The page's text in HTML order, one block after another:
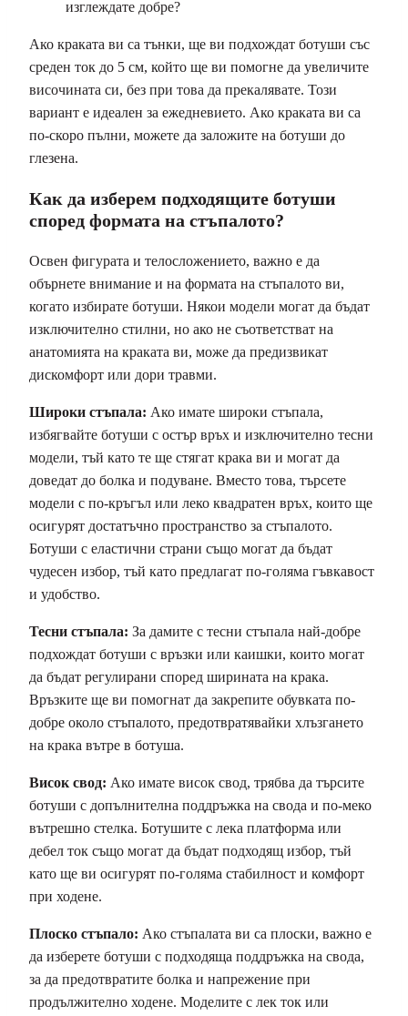
изглеждате добре?
Ако краката ви са тънки, ще ви подхождат ботуши със
среден ток до 5 см, който ще ви помогне да увеличите
височината си, без при това да прекалявате. Този
вариант е идеален за ежедневието. Ако краката ви са
по-скоро пълни, можете да заложите на ботуши до
глезена.
Как да изберем подходящите ботуши
според формата на стъпалото?
Освен фигурата и телосложението, важно е да
обърнете внимание и на формата на стъпалото ви,
когато избирате ботуши. Някои модели могат да бъдат
изключително стилни, но ако не съответстват на
анатомията на краката ви, може да предизвикат
дискомфорт или дори травми.
Широки стъпала: Ако имате широки стъпала,
избягвайте ботуши с остър връх и изключително тесни
модели, тъй като те ще стягат крака ви и могат да
доведат до болка и подуване. Вместо това, търсете
модели с по-кръгъл или леко квадратен връх, които ще
осигурят достатъчно пространство за стъпалото.
Ботуши с еластични страни също могат да бъдат
чудесен избор, тъй като предлагат по-голяма гъвкавост
и удобство.
Тесни стъпала: За дамите с тесни стъпала най-добре
подхождат ботуши с връзки или каишки, които могат
да бъдат регулирани според ширината на крака.
Връзките ще ви помогнат да закрепите обувката по-
добре около стъпалото, предотвратявайки хлъзгането
на крака вътре в ботуша.
Висок свод: Ако имате висок свод, трябва да търсите
ботуши с допълнителна поддръжка на свода и по-меко
вътрешно стелка. Ботушите с лека платформа или
дебел ток също могат да бъдат подходящ избор, тъй
като ще ви осигурят по-голяма стабилност и комфорт
при ходене.
Плоско стъпало: Ако стъпалата ви са плоски, важно е
да изберете ботуши с подходяща поддръжка на свода,
за да предотвратите болка и напрежение при
продължително ходене. Моделите с лек ток или